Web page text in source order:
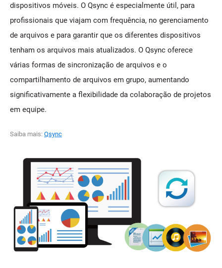
dispositivos móveis. O Qsync é especialmente útil, para
profissionais que viajam com frequência, no gerenciamento
de arquivos e para garantir que os diferentes dispositivos
tenham os arquivos mais atualizados. O Qsync oferece
várias formas de sincronização de arquivos e o
compartilhamento de arquivos em grupo, aumentando
significativamente a flexibilidade da colaboração de projetos
em equipe.
Saiba mais: Qsync